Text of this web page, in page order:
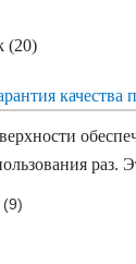
качества
раз.